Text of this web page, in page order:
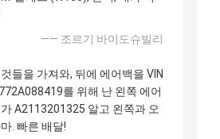
—— 조르기 바이도슈빌리
들을 가져와, 뒤에 에어백을 VIN
를 위해 난 왼쪽 에어
A2113201325 알고 왼쪽과 오
. 빠른 배달!